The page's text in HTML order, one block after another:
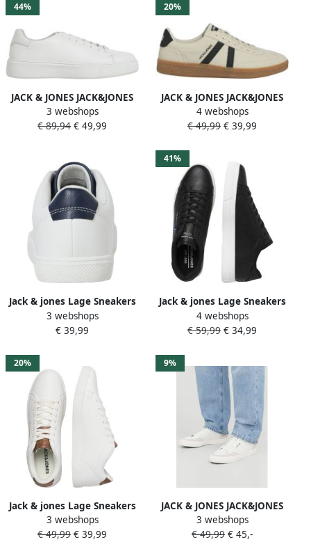
44%
JACK & JONES JACK&JONES
JFWSTOCKHOLM LEATHER
SNEAKER NOOS Heren
3 webshops
€ 89,94 € 49,99
20%
JACK & JONES JACK&JONES
JFWKIRK SNEAKER Heren
Veterschoenen
4 webshops
€ 49,99 € 39,99
Jack & jones Lage Sneakers
Jack & Jones 12203642
BOSLEY
3 webshops
€ 39,99
41%
Jack & jones Lage Sneakers
Jack & Jones 12229695 BALE-
ANTHRACITE
4 webshops
€ 59,99 € 34,99
20%
Jack & jones Lage Sneakers
Jack & Jones JFWBOSS PU
SNEAKER
3 webshops
€ 49,99 € 39,99
9%
JACK & JONES JACK&JONES
JFWMORDEN COMBO WHITE
NAVY NOOS Heren
3 webshops
€ 49,99 € 45,-